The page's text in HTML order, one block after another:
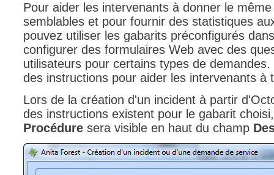
Pour aider les intervenants à donner le
semblables et pour fournir des statistiques
pouvez utiliser les gabarits préconfigurés
configurer des formulaires Web avec des
utilisateurs pour certains types de
des instructions pour aider les intervenants
Lors de la création d'un incident à partir
des instructions existent pour le gabarit
Procédure sera visible en haut du champ